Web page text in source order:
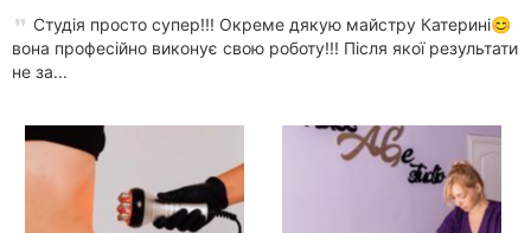
Одеса
Студія просто супер!!! Окреме дякую майстру Катерині😊
вона професійно виконує свою роботу!!! Після якої результати
не за...